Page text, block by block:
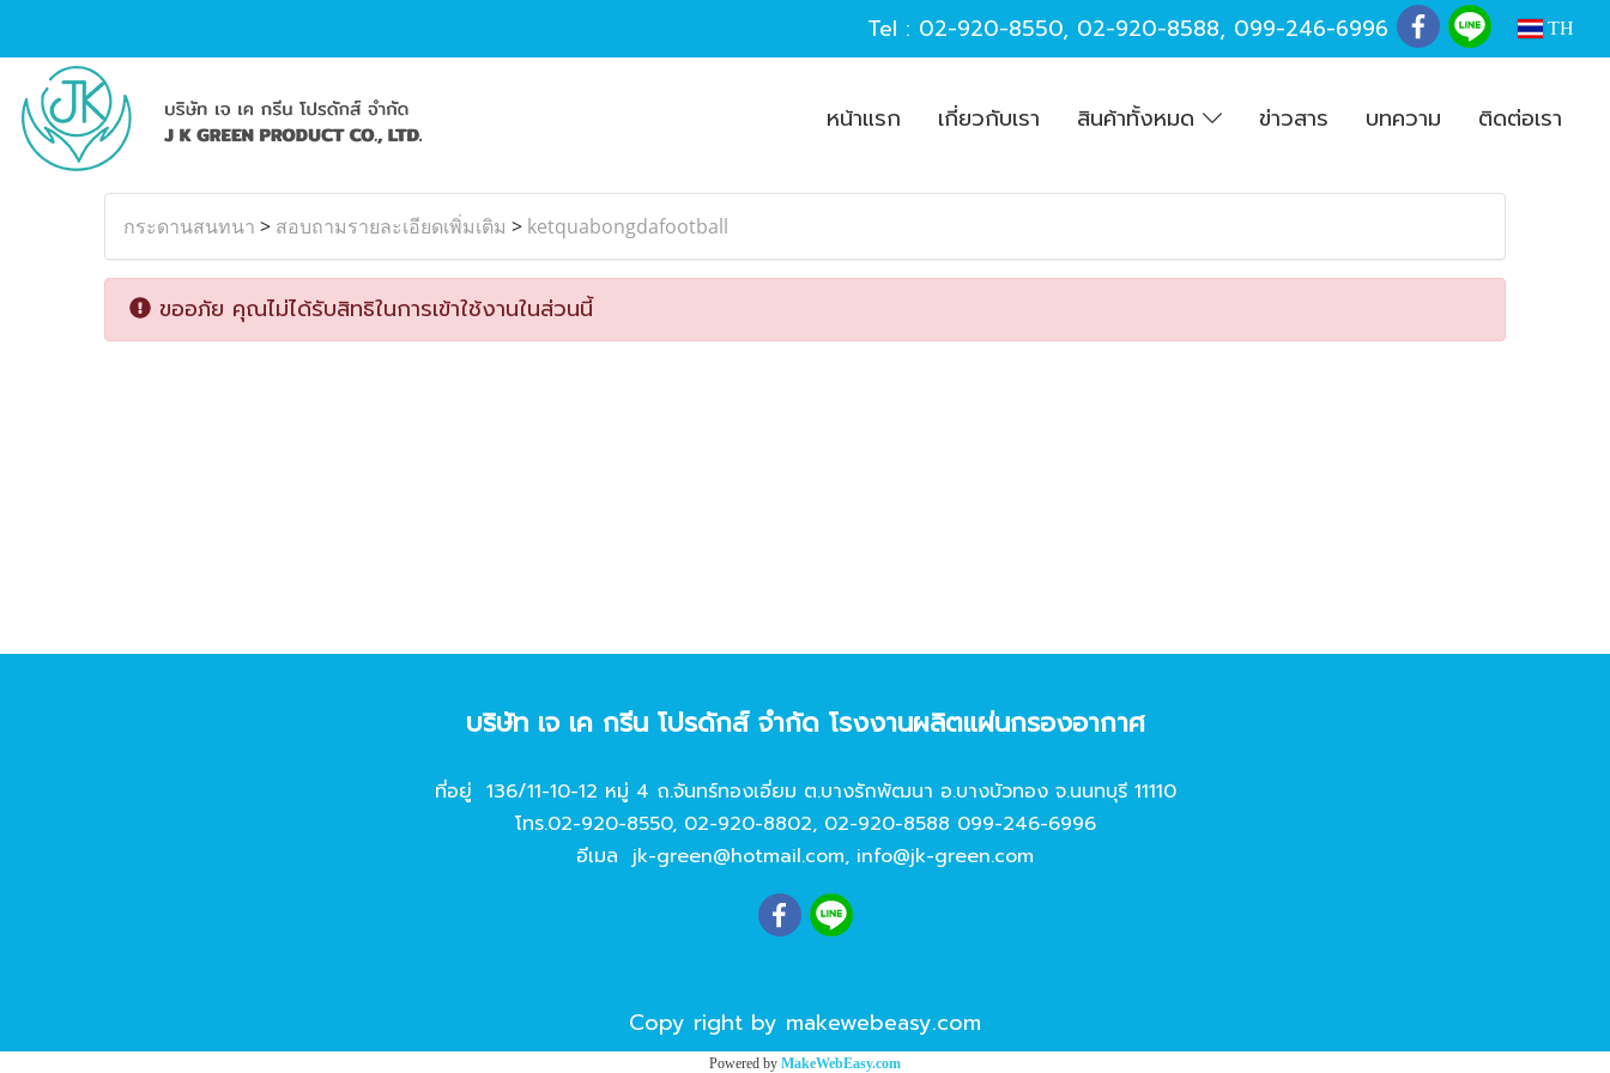
Tel : 02-920-8550, 02-920-8588, 099-246-6996 TH
หน้าแรก เกี่ยวกับเรา สินค้าทั้งหมด ข่าวสาร บทความ ติดต่อเรา
กระดานสนทนา > สอบถามรายละเอียดเพิ่มเติม > ketquabongdafootball
ขออภัย คุณไม่ได้รับสิทธิในการเข้าใช้งานในส่วนนี้
บริษัท เจ เค กรีน โปรดักส์ จํากัด โรงงานผลิตแผ่นกรองอากาศ
ที่อยู่ 136/11-10-12 หมู่ 4 ถ.จันทร์ทองเอี่ยม ต.บางรักพัฒนา อ.บางบัวทอง จ.นนทบุรี 11110
โทร.02-920-8550, 02-920-8802, 02-920-8588 099-246-6996
อีเมล jk-green@hotmail.com, info@jk-green.com
Copy right by makewebeasy.com
Powered by MakeWebEasy.com